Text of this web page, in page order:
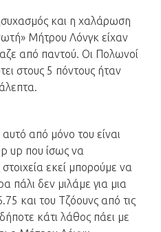
και η χαλάρωση
Μήτρου Λόνγκ είχαν
από παντού. Οι Πολωνοί
στους 5 πόντους ήταν
αυτό από μόνο του είναι
up που ίσως να
εκεί μπορούμε να
πάλι δεν μιλάμε για μια
και του Τζόουνς από τις
κάτι λάθος πάει με